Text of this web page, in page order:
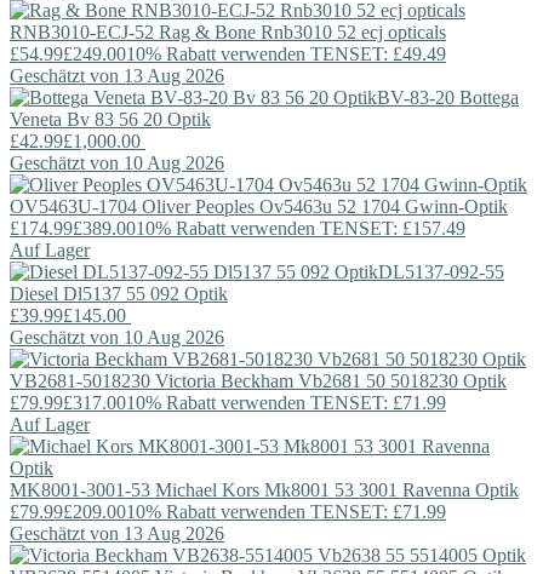
RNB3010-ECJ-52 Rag & Bone Rnb3010 52 ecj opticals
£54.99£249.0010% Rabatt verwenden TENSET: £49.49
Geschätzt von 13 Aug 2026
BV-83-20 Bottega
Veneta Bv 83 56 20 Optik
£42.99£1,000.00
Geschätzt von 10 Aug 2026
OV5463U-1704 Oliver Peoples Ov5463u 52 1704 Gwinn-Optik
£174.99£389.0010% Rabatt verwenden TENSET: £157.49
Auf Lager
DL5137-092-55
Diesel Dl5137 55 092 Optik
£39.99£145.00
Geschätzt von 10 Aug 2026
VB2681-5018230 Victoria Beckham Vb2681 50 5018230 Optik
£79.99£317.0010% Rabatt verwenden TENSET: £71.99
Auf Lager
MK8001-3001-53 Michael Kors Mk8001 53 3001 Ravenna Optik
£79.99£209.0010% Rabatt verwenden TENSET: £71.99
Geschätzt von 13 Aug 2026